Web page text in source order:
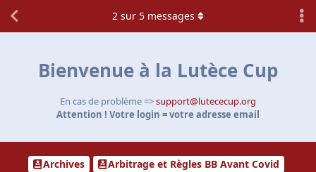
Bienvenue à la Lutèce Cup
En cas de problème =>support@lutececup.org
Attention ! Votre login = votre adresse email
Archives Arbitrage et Règles BB Avant Covid
2 sur 5 messages